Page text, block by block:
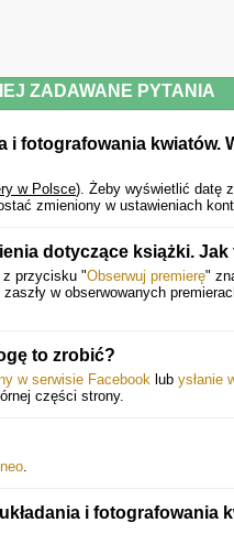
ZADAWANE PYTANIA
i fotografowania kwiatów.
w Polsce). Żeby wyświetlić datę
zmieniony w ustawieniach
dotyczące książki.
przycisku "Obserwuj premierę"
w obserwowanych
to zrobić?
w serwisie Facebook lub ysłanie
części strony.
.
i fotografowania